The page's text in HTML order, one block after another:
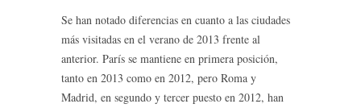
Se han notado diferencias en cuanto a las ciudades
más visitadas en el verano de 2013 frente al
anterior. París se mantiene en primera posición,
tanto en 2013 como en 2012, pero Roma y
Madrid, en segundo y tercer puesto en 2012, han